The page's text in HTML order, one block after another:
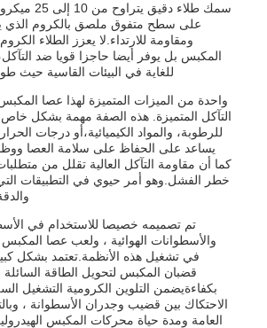
سمك طلاء
على سطح متفوق ملصق بالكروم الذي
ومقاومة للارتداء.لا يعزز الطلاء
المكبس بل يوفر أيضا حاجزا قويا ضد
للغاية في البيئات القاسية حيث
واحدة من الميزات المتميزة لهذا عصا
التآكل المتميزة. هذه الصفة مهمة بشكل
للرطوبة، والمواد الكيميائية،أو درجات
يساعد على الحفاظ على سلامة العصا
كما أن مقاومة التآكل العالية تقلل من
خطر الفشل.وهو أمر حيوي في التطبيقات
تم تصميمه خصيصا للاستخدام في
والأسطوانات الهوائية ، ولعب عصا
في تشغيل هذه الأنظمة.تعتمد بشكل
قضبان المكبس لتحويل الطاقة السائلة
بكفاءةيضمن التلوين الكرومية التشغيل
الاحتكاك بين قضيب وجدران الأسطوانة ،
العامة ومدة حياة محركات المكبس